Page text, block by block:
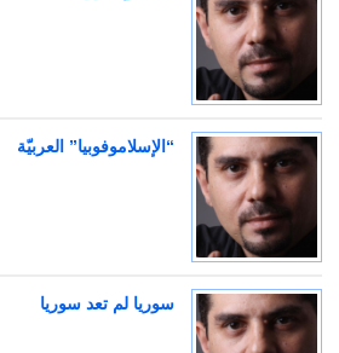
“الإسلاموفوبيا” العربيّة
سوريا لم تعد سوريا